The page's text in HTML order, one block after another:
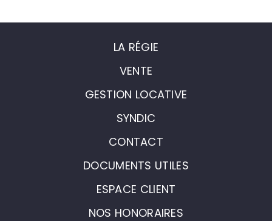
LA RÉGIE
VENTE
GESTION LOCATIVE
SYNDIC
CONTACT
DOCUMENTS UTILES
ESPACE CLIENT
NOS HONORAIRES